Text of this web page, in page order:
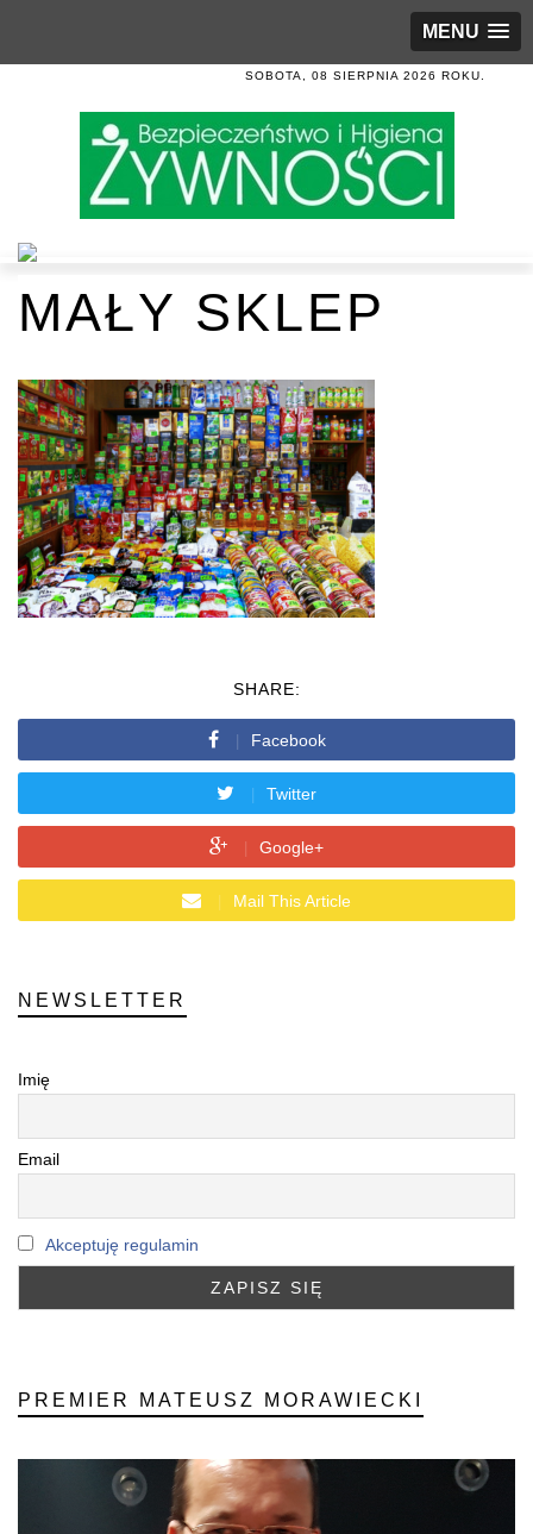
MENU
SOBOTA, 08 SIERPNIA 2026 ROKU.
MAŁY SKLEP
SHARE:
Facebook
Twitter
Google+
Mail This Article
NEWSLETTER
Imię
Email
Akceptuję regulamin
PREMIER MATEUSZ MORAWIECKI